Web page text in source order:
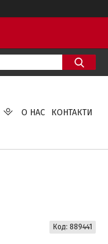
О НАС КОНТАКТИ
Код: 889441